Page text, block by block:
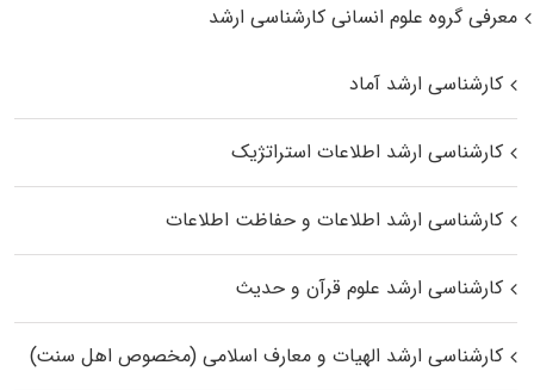
معرفی گروه علوم انسانی کارشناسی ارشد
کارشناسی ارشد آماد
کارشناسی ارشد اطلاعات استراتژیک
کارشناسی ارشد اطلاعات و حفاظت اطلاعات
کارشناسی ارشد علوم قرآن و حدیث
کارشناسی ارشد الهیات و معارف اسلامی (مخصوص اهل سنت)